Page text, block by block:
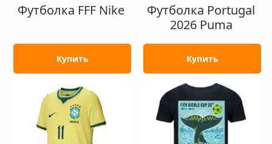
Футболка FFF Nike
Купить
Футболка Portugal
2026 Puma
Купить